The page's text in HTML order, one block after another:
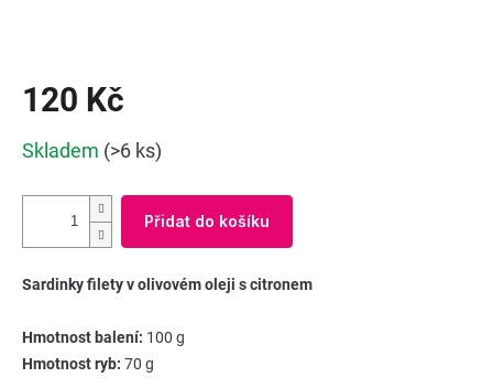
120 Kč
cena:
Skladem (>6 ks)
Přidat do košíku
Sardinky filety v olivovém oleji s citronem
Hmotnost balení: 100 g
Hmotnost ryb: 70 g